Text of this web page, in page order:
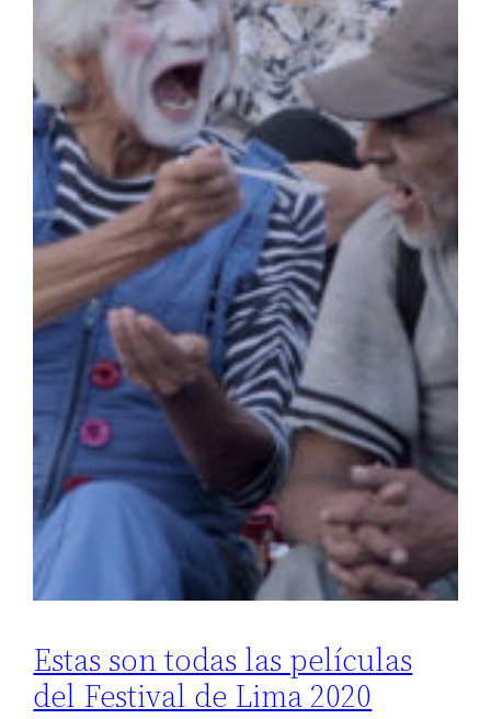
Estas son todas las películas
del Festival de Lima 2020